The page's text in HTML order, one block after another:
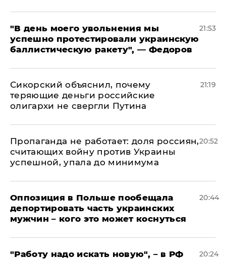
​"В день моего увольнения мы
успешно протестировали украинскую
баллистическую ракету", — Федоров
21:53
Сикорский объяснил, почему
теряющие деньги российские
олигархи не свергли Путина
21:19
​Пропаганда не работает: доля россиян,
считающих войну против Украины
успешной, упала до минимума
20:52
Оппозиция в Польше пообещала
депортировать часть украинских
мужчин – кого это может коснуться
20:44
"Работу надо искать новую", – в РФ
20:24